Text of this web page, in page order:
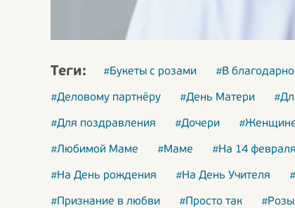
Теги: #Букеты с розами #В
#Деловому партнёру #День Матери
#Для поздравления #Дочери
#Любимой Маме #Маме #На 14 февраля
#На День рождения #На День Учителя
#Признание в любви #Просто так #Розы